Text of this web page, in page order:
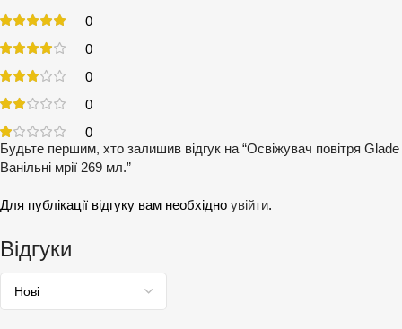
0
0
0
0
0
Відгуки
Будьте першим, хто залишив відгук на “Освіжувач повітря Glade
Ванільні мрії 269 мл.”
Для публікації відгуку вам необхідно увійти.